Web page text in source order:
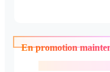
En promotion maintenant !